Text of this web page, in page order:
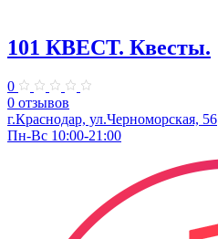
101 КВЕСТ. Квесты.
0
0 отзывов
г.Краснодар, ул.Черноморская, 56
Пн-Вс 10:00-21:00